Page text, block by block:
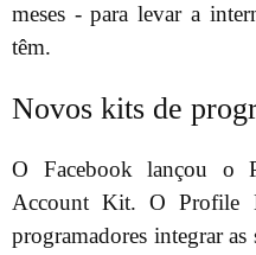
meses - para levar a
têm.
Novos kits de
O Facebook lançou o
Account Kit. O Profile
programadores integrar as